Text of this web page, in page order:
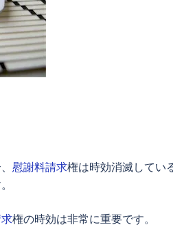
慰謝料請求権は時効消滅してい
権の時効は非常に重要です。